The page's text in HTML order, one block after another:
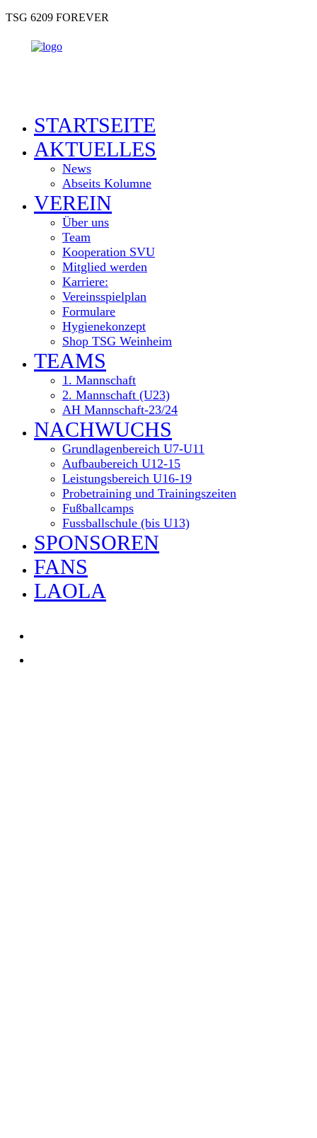
TSG 6209 FOREVER
STARTSEITE
AKTUELLES
News
Abseits Kolumne
VEREIN
Über uns
Team
Kooperation SVU
Mitglied werden
Karriere:
Vereinsspielplan
Formulare
Hygienekonzept
Shop TSG Weinheim
TEAMS
1. Mannschaft
2. Mannschaft (U23)
AH Mannschaft-23/24
NACHWUCHS
Grundlagenbereich U7-U11
Aufbaubereich U12-15
Leistungsbereich U16-19
Probetraining und Trainingszeiten
Fußballcamps
Fussballschule (bis U13)
SPONSOREN
FANS
LAOLA